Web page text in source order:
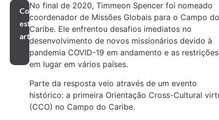
Compartilhar
este
artigo
No final de 2020, Timmeon Spencer foi nomeado
coordenador de Missões Globais para o Campo do
Caribe. Ele enfrentou desafios imediatos no
desenvolvimento de novos missionários devido à
pandemia COVID-19 em andamento e as restrições
em lugar em vários países.
Parte da resposta veio através de um evento
histórico: a primeira Orientação Cross-Cultural
(CCO) no Campo do Caribe.